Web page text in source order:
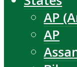
AP
AP